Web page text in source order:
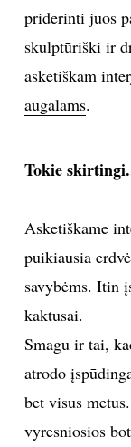
KULTŪRA
LAISVALAIKIS
MUZIKA
TEATRAS
SPORTAS
MENAS
ORAI
priderinti juos
skulptūriški ir
asketiškam
augalams.
Tokie
Asketiškame
puikiausia
savybėms. Itin
kaktusai.
Smagu ir tai,
atrodo
bet visus
vyresniosios